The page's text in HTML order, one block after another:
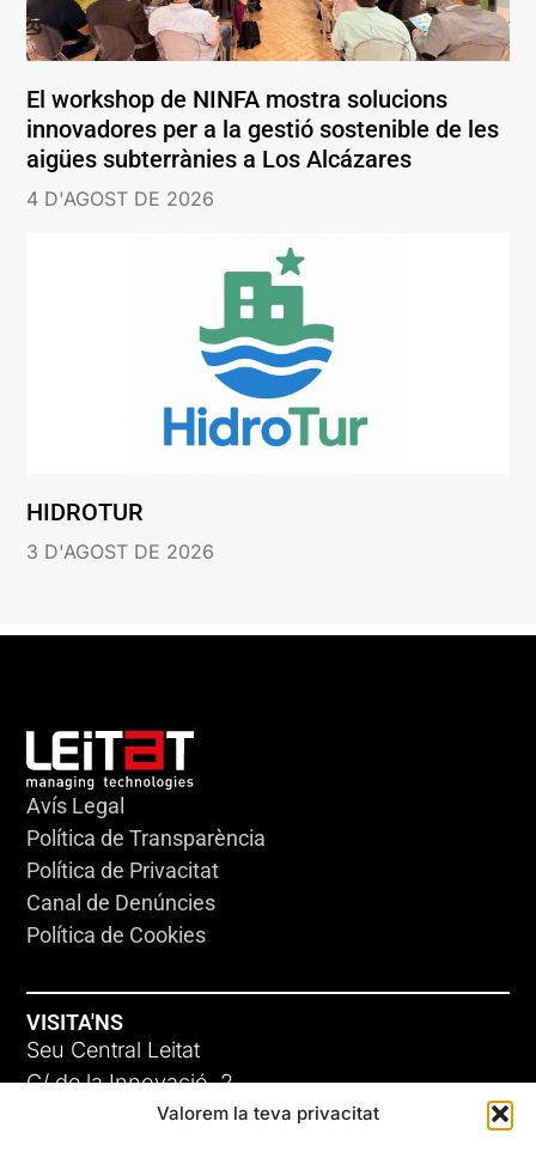
Valorem la teva privacitat
El workshop de NINFA mostra solucions
innovadores per a la gestió sostenible de les
aigües subterrànies a Los Alcázares
4 D'AGOST DE 2026
HIDROTUR
3 D'AGOST DE 2026
Avís Legal
Política de Transparència
Política de Privacitat
Canal de Denúncies
Política de Cookies
VISITA'NS
Seu Central Leitat
C/ de la Innovació, 2
08225 Terrassa, (Barcelona)